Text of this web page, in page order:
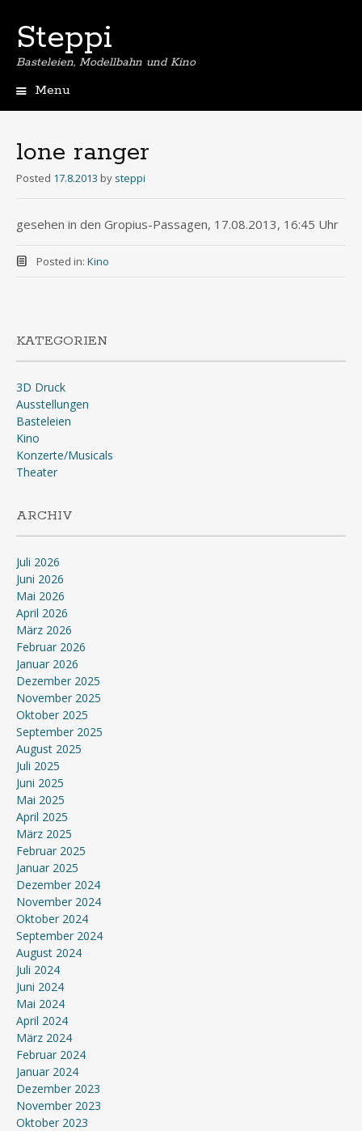
Steppi
Basteleien, Modellbahn und Kino
Menu
lone ranger
Posted 17.8.2013 by steppi
gesehen in den Gropius-Passagen, 17.08.2013, 16:45 Uhr
Posted in: Kino
KATEGORIEN
3D Druck
Ausstellungen
Basteleien
Kino
Konzerte/Musicals
Theater
ARCHIV
Juli 2026
Juni 2026
Mai 2026
April 2026
März 2026
Februar 2026
Januar 2026
Dezember 2025
November 2025
Oktober 2025
September 2025
August 2025
Juli 2025
Juni 2025
Mai 2025
April 2025
März 2025
Februar 2025
Januar 2025
Dezember 2024
November 2024
Oktober 2024
September 2024
August 2024
Juli 2024
Juni 2024
Mai 2024
April 2024
März 2024
Februar 2024
Januar 2024
Dezember 2023
November 2023
Oktober 2023